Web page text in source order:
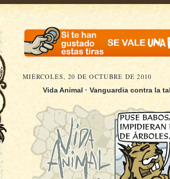
MIÉRCOLES, 20 DE OCTUBRE DE 2010
Vida Animal · Vanguardia contra la